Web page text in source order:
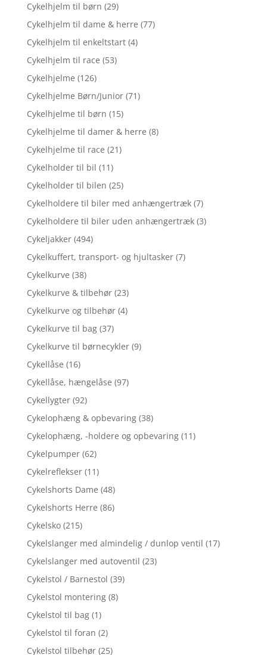
Cykelhjelm til børn (29)
Cykelhjelm til dame & herre (77)
Cykelhjelm til enkeltstart (4)
Cykelhjelm til race (53)
Cykelhjelme (126)
Cykelhjelme Børn/Junior (71)
Cykelhjelme til børn (15)
Cykelhjelme til damer & herre (8)
Cykelhjelme til race (21)
Cykelholder til bil (11)
Cykelholder til bilen (25)
Cykelholdere til biler med anhængertræk (7)
Cykelholdere til biler uden anhængertræk (3)
Cykeljakker (494)
Cykelkuffert, transport- og hjultasker (7)
Cykelkurve (38)
Cykelkurve & tilbehør (23)
Cykelkurve og tilbehør (4)
Cykelkurve til bag (37)
Cykelkurve til børnecykler (9)
Cykellåse (16)
Cykellåse, hængelåse (97)
Cykellygter (92)
Cykelophæng & opbevaring (38)
Cykelophæng, -holdere og opbevaring (11)
Cykelpumper (62)
Cykelreflekser (11)
Cykelshorts Dame (48)
Cykelshorts Herre (86)
Cykelsko (215)
Cykelslanger med almindelig / dunlop ventil (17)
Cykelslanger med autoventil (23)
Cykelstol / Barnestol (39)
Cykelstol montering (8)
Cykelstol til bag (1)
Cykelstol til foran (2)
Cykelstol tilbehør (25)